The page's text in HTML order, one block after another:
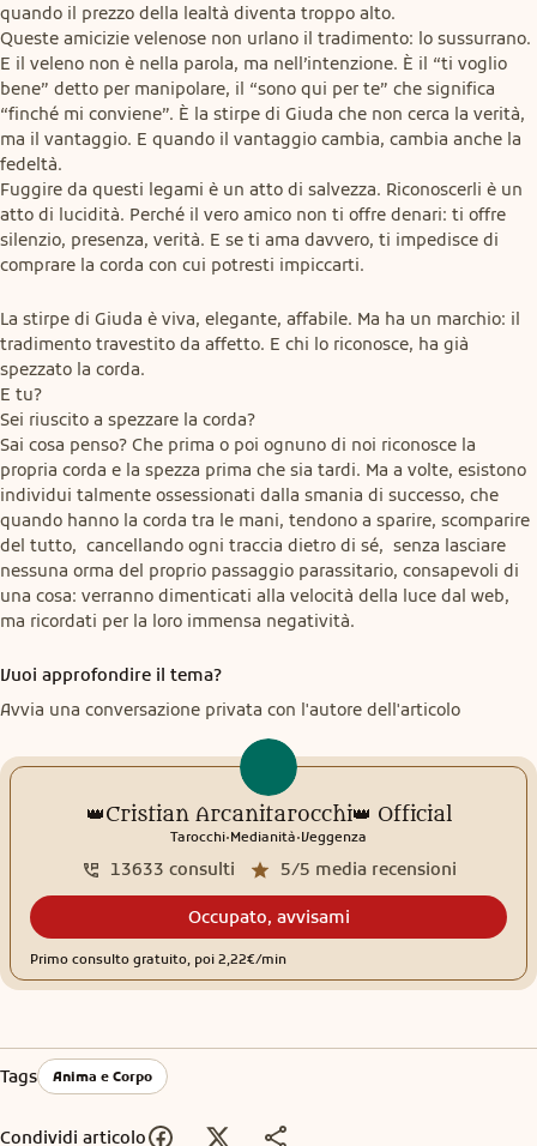
quando il prezzo della lealtà diventa troppo alto.
Queste amicizie velenose non urlano il tradimento: lo sussurrano.
E il veleno non è nella parola, ma nell’intenzione. È il “ti voglio
bene” detto per manipolare, il “sono qui per te” che significa
“finché mi conviene”. È la stirpe di Giuda che non cerca la verità,
ma il vantaggio. E quando il vantaggio cambia, cambia anche la
fedeltà.
Fuggire da questi legami è un atto di salvezza. Riconoscerli è un
atto di lucidità. Perché il vero amico non ti offre denari: ti offre
silenzio, presenza, verità. E se ti ama davvero, ti impedisce di
comprare la corda con cui potresti impiccarti.
La stirpe di Giuda è viva, elegante, affabile. Ma ha un marchio: il
tradimento travestito da affetto. E chi lo riconosce, ha già
spezzato la corda.
E tu?
Sei riuscito a spezzare la corda?
Sai cosa penso? Che prima o poi ognuno di noi riconosce la
propria corda e la spezza prima che sia tardi. Ma a volte, esistono
individui talmente ossessionati dalla smania di successo, che
quando hanno la corda tra le mani, tendono a sparire, scomparire
del tutto,  cancellando ogni traccia dietro di sé,  senza lasciare
nessuna orma del proprio passaggio parassitario, consapevoli di
una cosa: verranno dimenticati alla velocità della luce dal web,
ma ricordati per la loro immensa negatività.
Vuoi approfondire il tema?
Avvia una conversazione privata con l'autore dell'articolo
👑Cristian Arcanitarocchi👑 Official
Tarocchi.Medianità.Veggenza
5/5 media recensioni
13633 consulti
Occupato, avvisami
Primo consulto gratuito, poi 2,22€/min
Tags Anima e Corpo
Condividi articolo